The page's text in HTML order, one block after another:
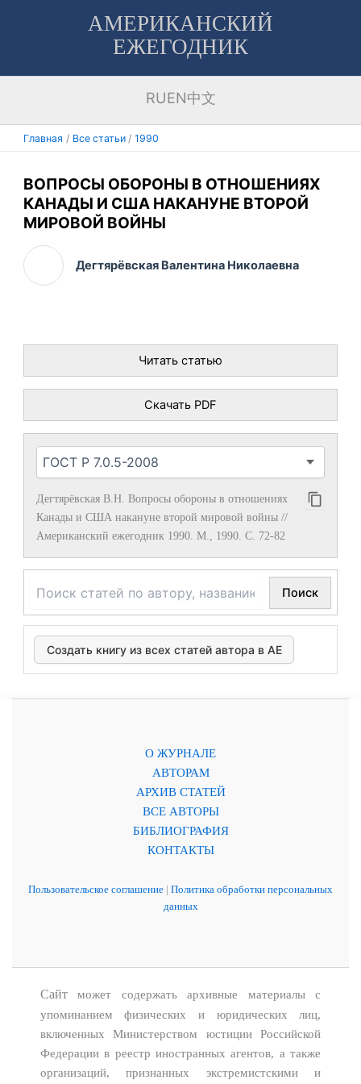
АМЕРИКАНСКИЙ
ЕЖЕГОДНИК
RUEN中文
Главная Все статьи 1990
ВОПРОСЫ ОБОРОНЫ В ОТНОШЕНИЯХ
КАНАДЫ И США НАКАНУНЕ ВТОРОЙ
МИРОВОЙ ВОЙНЫ
Дегтярёвская Валентина Николаевна
Читать статью
Скачать PDF
Дегтярёвская В.Н. Вопросы обороны в отношениях
Канады и США накануне второй мировой войны //
Американский ежегодник 1990. М., 1990. С. 72-82
Поиск
Создать книгу из всех статей автора в АЕ
О ЖУРНАЛЕ
АВТОРАМ
АРХИВ СТАТЕЙ
ВСЕ АВТОРЫ
БИБЛИОГРАФИЯ
КОНТАКТЫ
Пользовательское соглашение | Политика обработки персональных
данных
Сайтможет содержать архивные материалы с
упоминанием физических и юридических лиц,
включенных Министерством юстиции Российской
Федерации в реестр иностранных агентов, а также
организаций, признанных экстремистскими и